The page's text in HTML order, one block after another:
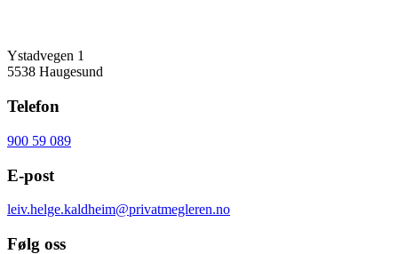
Adresse
Ystadvegen 1
5538 Haugesund
Telefon
900 59 089
E-post
leiv.helge.kaldheim@privatmegleren.no
Følg oss